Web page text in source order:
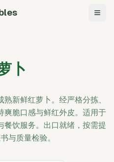
导航
卜
新鲜红萝卜。经严格分拣、
爽脆口感与鲜红外皮。适用于
餐饮服务。出口就绪，按需提
与质量检验。